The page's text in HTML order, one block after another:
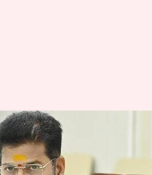
ఓటుకు నోటు
రేవంత్ రెడ్డి
కావాల్సిందే!